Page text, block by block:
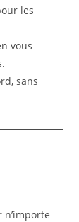
les
vous
sans